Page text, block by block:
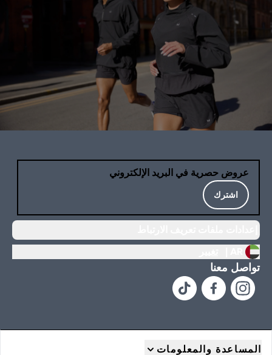
عروض حصرية في البريد الإلكتروني
اشترك
تواصل معنا
المساعدة والمعلومات